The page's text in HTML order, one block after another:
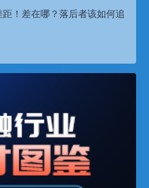
！差在哪？落后者该如何追